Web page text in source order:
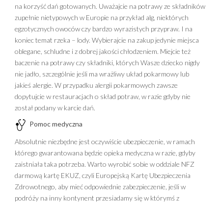
na korzyść dań gotowanych. Uważajcie na potrawy ze składników
zupełnie nietypowych w Europie na przykład alg, niektórych
egzotycznych owoców czy bardzo wyrazistych przypraw. I na
koniec temat rzeka – lody. Wybierajcie na zakup jedynie miejsca
oblegane, schludne i z dobrej jakości chłodzeniem. Miejcie też
baczenie na potrawy czy składniki, których Wasze dziecko nigdy
nie jadło, szczególnie jeśli ma wrażliwy układ pokarmowy lub
jakieś alergie. W przypadku alergii pokarmowych zawsze
dopytujcie w restauracjach o skład potraw, w razie gdyby nie
został podany w karcie dań.
Pomoc medyczna
Absolutnie niezbędne jest oczywiście ubezpieczenie, w ramach
którego gwarantowana będzie opieka medyczna w razie, gdyby
zaistniała taka potrzeba. Warto wyrobić sobie w oddziale NFZ
darmową kartę EKUZ, czyli Europejską Kartę Ubezpieczenia
Zdrowotnego, aby mieć odpowiednie zabezpieczenie, jeśli w
podróży na inny kontynent przesiadamy się w którymś z